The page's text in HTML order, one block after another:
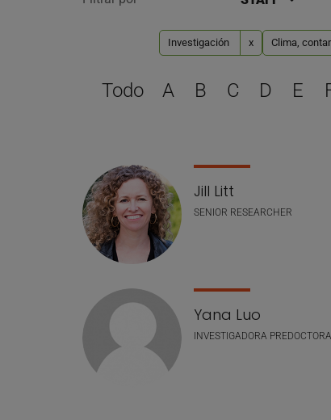
Investigación x Clima,
Todo A B C D E
Lista de personal
Jill Litt
SENIOR RESEARCHER
Yana Luo
INVESTIGADORA